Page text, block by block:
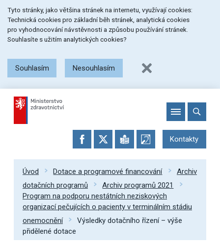
na
menu
na
obsah
na
patičku
stránky
Tyto stránky, jako většina stránek na internetu, využívají cookies:
Technická cookies pro základní běh stránek, analytická cookies
pro vyhodnocování návstěvnosti a způsobu používání stránek.
Souhlasíte s užitím analytických cookies?
Souhlasím Nesouhlasím
Kontakty
Úvod Dotace a programové financování
Archiv
dotačních programů
Archiv programů 2021
Program na podporu nestátních neziskových
organizací pečujících o pacienty v terminálním stádiu
onemocnění
Výsledky dotačního řízení – výše
přidělené dotace